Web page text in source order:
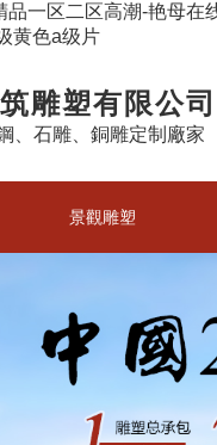
一区二区高潮-艳母
黄色a级片
雕塑有限公司
、石雕、銅雕定制廠家
景觀雕塑